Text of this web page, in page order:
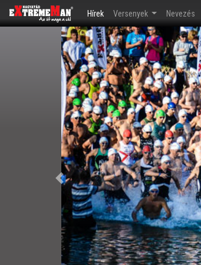
Hírek(current)
Versenyek Nevezés
Előző